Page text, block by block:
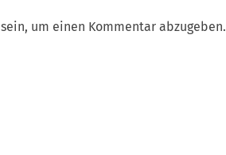
sein, um einen Kommentar abzugeben.